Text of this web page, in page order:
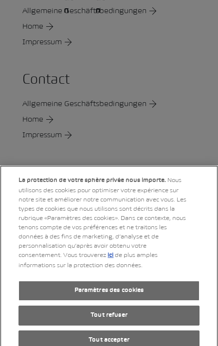
Allgemeine Geschäftsbedingungen
Home
Impressum
Contact
Allgemeine Geschäftsbedingungen
Home
Impressum
LinkedIn
XingTwitterYouTube
Instagram
Impressum
Déclaration de protection des données
by Web­sa­mu­rai AG
La protection de votre sphère privée nous importe. Nous
utilisons des cookies pour optimiser votre expérience sur
notre site et améliorer notre communication avec vous. Les
types de cookies que nous utilisons sont décrits dans la
rubrique «Paramètres des cookies». Dans ce contexte, nous
tenons compte de vos préférences et ne traitons les
données à des fins de marketing, d’analyse et de
personnalisation qu’après avoir obtenu votre
consentement. Vous trouverez ici de plus amples
informations sur la protection des données.
Paramètres des cookies
Tout refuser
Tout accepter